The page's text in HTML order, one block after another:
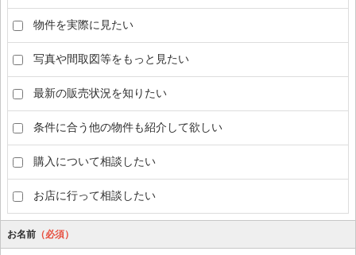
物件を実際に見たい
写真や間取図等をもっと見たい
最新の販売状況を知りたい
条件に合う他の物件も紹介して欲しい
購入について相談したい
お店に行って相談したい
お名前 （必須）